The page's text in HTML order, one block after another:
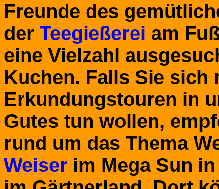
Freunde des
der Teegießerei am
eine Vielzahl
Kuchen. Falls Sie sich
Erkundungstouren in
Gutes tun wollen,
rund um das Thema
Weiser im Mega Sun